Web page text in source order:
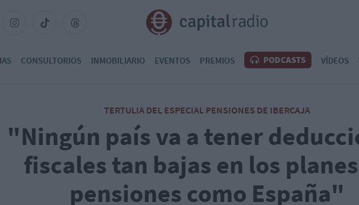
CONSULTORIOS INMOBILIARIO EVENTOS PREMIOS PODCASTS VÍDEOS
TERTULIA DEL ESPECIAL PENSIONES DE IBERCAJA
"Ningún país va a tener
fiscales tan bajas en los
pensiones como España"